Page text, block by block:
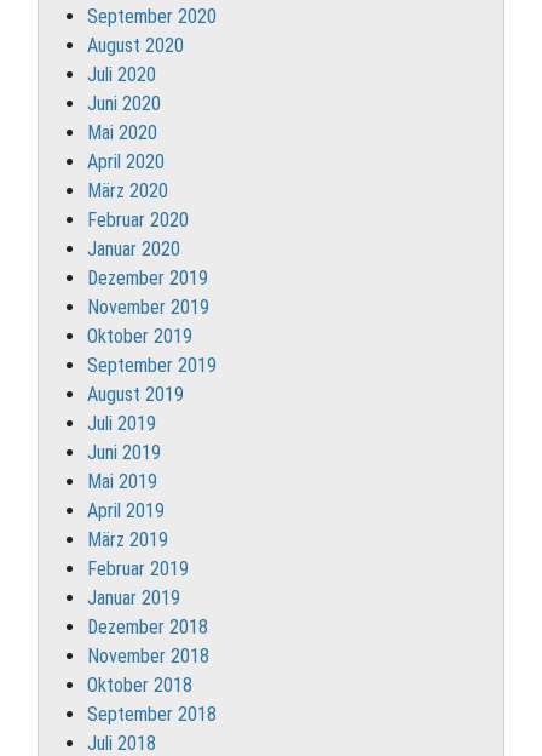
September 2020
August 2020
Juli 2020
Juni 2020
Mai 2020
April 2020
März 2020
Februar 2020
Januar 2020
Dezember 2019
November 2019
Oktober 2019
September 2019
August 2019
Juli 2019
Juni 2019
Mai 2019
April 2019
März 2019
Februar 2019
Januar 2019
Dezember 2018
November 2018
Oktober 2018
September 2018
Juli 2018